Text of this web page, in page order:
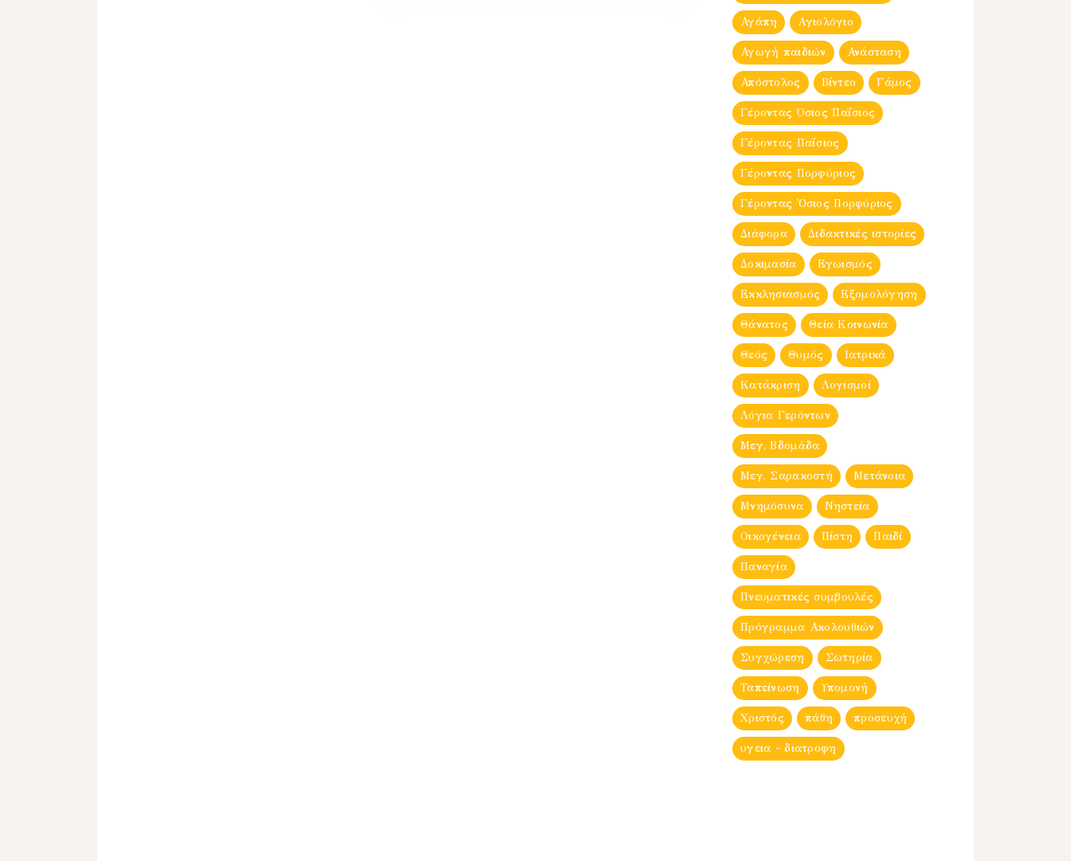
Αγάπη Αγιολόγιο
Αγωγή παιδιών Ανάσταση
Απόστολος Βίντεο Γάμος
Γέροντας Όσιος Παΐσιος
Γέροντας Παΐσιος
Γέροντας Πορφύριος
Γέροντας Ὀσιος Πορφύριος
Διάφορα Διδακτικές ιστορίες
Δοκιμασία Εγωισμός
Εκκλησιασμός Εξομολόγηση
Θάνατος Θεία Κοινωνία
Θεός Θυμός Ιατρικά
Κατάκριση Λογισμοί
Λόγια Γερόντων
Μεγ. Βδομἀδα
Μεγ. Σαρακοστή Μετάνοια
Μνημόσυνα Νηστεία
Οικογένεια Πίστη Παιδί
Παναγία
Πνευματικές συμβουλές
Πρόγραμμα Ακολουθιών
Συγχώρεση Σωτηρία
Ταπείνωση Υπομονή
Χριστός πάθη προσευχή
υγεια - διατροφη